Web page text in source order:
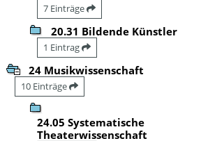
7 Einträge
20.31 Bildende Künstler
1 Eintrag
24 Musikwissenschaft
10 Einträge
24.05 Systematische
Theaterwissenschaft